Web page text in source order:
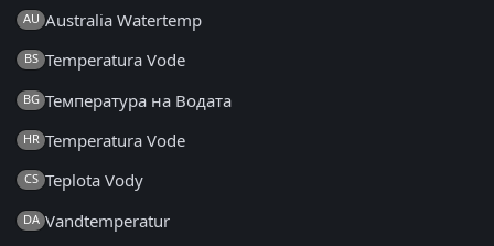
AU Australia Watertemp
BS Temperatura Vode
BG Температура на Водата
HR Temperatura Vode
CS Teplota Vody
DA Vandtemperatur